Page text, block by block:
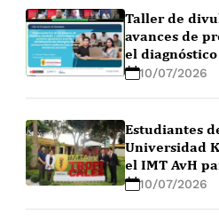
Taller de
avances de
el
febriles en la
10/07/2026
Estudiantes
Universidad
el IMT AvH
de10/07/2026